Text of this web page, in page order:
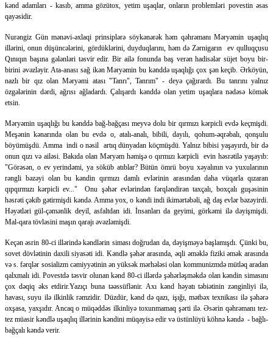
kənd adamları - kasıb, amma gözütox, yetim uşaqlar, onların problemləri povestin əsas
qayəsidir.
Nurəngiz Gün mənəvi-əxlaqi prinsiplərə söykənərək həm qəhrəmanı Məryəmin uşaqlıq
illərini, onun düşüncələrini, gördüklərini, duyduqlarını, həm də Zərnigarın ev qulluqçusu
Qınıqın başına gələnləri təsvir edir. Bir ailə fonunda baş verən hadisələr süjet boyu bir-
birini əvəzləyir. Ata-anası sağ ikən Məryəmin bu kənddə uşaqlığı çox şən keçib. Ərköyün,
nazlı bir qız olan Məryəmi atası "Tanrı", Tanrım" - deyə çağırardı. Bu tanrını yalnız
özgələrinin dərdi, ağrısı ağladardı. Çalışardı kənddə olan yetim uşaqlara nədəsə kömək
etsin.
Məryəmin uşaqlığı bu kənddə bağ-bağçası meyvə dolu bir qırmızı kərpicli evdə keçmişdi.
Meşənin kənarında olan bu evdə o, atalı-analı, bibili, dayılı, qohum-əqrəbalı, qonşulu
böyümüşdü. Amma indi o nəsil artıq dünyadan köçmüşdü. Yalnız bibisi yaşayırdı, bir də
onun qızı və ailəsi. Bakıda olan Məryəm həmişə o qırmızı kərpicli evin həsrətilə yaşayıb:
"Görəsən, o ev yerindəmi, ya söküb atıblar? Bütün ömrü boyu xəyalının və yuxularının
rəngli bəzəyi olan bu kəndin qırmızı damlı evlərinin arasından daha vüqarla qızaran
qıpqırmızı kərpicli ev..." Onu şəhər evlərindən fərqləndirən taxçalı, boxçalı guşəsinin
həsrəti çəkib gətirmişdi kəndə. Amma yox, o kəndi indi ikimərtəbəli, ağ daş evlər bəzəyirdi.
Həyətləri gül-çəmənlik deyil, asfaltdan idi. İnsanları da geyimi, görkəmi ilə dəyişmişdi.
Mal-qara tövləsini maşın qarajı əvəzləmişdi.
Keçən əsrin 80-ci illərində kəndlərin siması doğrudan da, dəyişməyə başlamışdı. Çünki bu,
sovet dövlətinin daxili siyasəti idi. Kəndlə şəhər arasında, əqli əməklə fiziki əmək arasında
və s. fərqlər sosializm cəmiyyətinin ən yüksək mərhələsi olan kommunizmdə mütləq aradan
qalxmalı idi. Povestdə təsvir olunan kənd 80-ci illərdə şəhərləşməkdə olan kəndin simasını
çox dəqiq əks etdirir.Yazıçı buna təəssüflənir. Axı kənd həyatı təbiətinin zənginliyi ilə,
havası, suyu ilə ilkinlik rəmzidir. Düzdür, kənd də qazı, işığı, mətbəx texnikası ilə şəhərə
oxşasa, yaxşıdır. Ancaq o müqəddəs ilkinliyə toxunmamaq şərti ilə. Əsərin qəhrəmanı tez-
tez müasir kəndlə uşaqlıq illərinin kəndini müqayisə edir və üstünlüyü köhnə kəndə - bağlı-
bağçalı kəndə verir.